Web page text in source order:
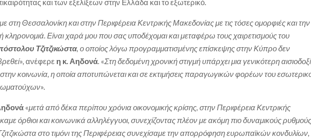
στη Θεσσαλονίκη και στην Περιφέρεια Κεντρικής Μακεδονίας με τις τόσες ομορφιές και την
κληρονομιά. Είναι χαρά μου που σας υποδέχομαι και μεταφέρω τους χαιρετισμούς του
Τζιτζικώστα, ο οποίος λόγω προγραμματισμένης επίσκεψης στην Κύπρο δεν
», ανέφερε η κ. Αηδονά . «Στη δεδομένη χρονική στιγμή υπάρχει μια γενικότερη
στην κοινωνία, η οποία αποτυπώνεται και σε εκτιμήσεις παραγωγικών φορέων του
».
«μετά από δέκα περίπου χρόνια οικονομικής κρίσης, στην Περιφέρεια Κεντρικής
όρθιοι και κοινωνικά αλληλέγγυοι, συνεχίζοντας πλέον με ακόμη πιο δυναμικούς ρυθμούς.
στο τιμόνι της Περιφέρειας συνεχίσαμε την απορρόφηση ευρωπαϊκών κονδυλίων,